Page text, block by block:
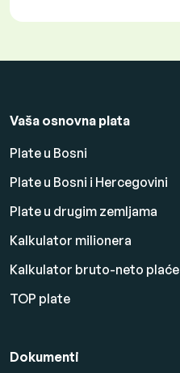
Vaša osnovna plata
Plate u Bosni
Plate u Bosni i Hercegovini
Plate u drugim zemljama
Kalkulator milionera
Kalkulator bruto-neto plaće
TOP plate
Dokumenti